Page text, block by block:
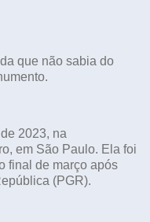
que não sabia do
2023, na
em São Paulo. Ela foi
final de março após
(PGR).